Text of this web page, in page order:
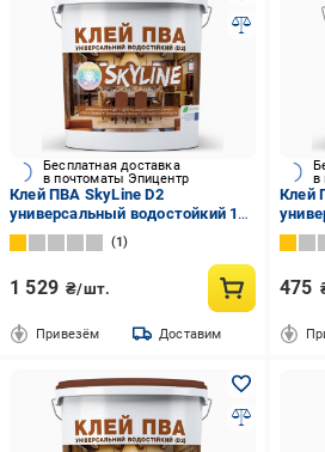
Бесплатная доставка
в почтоматы Эпицентр
Клей ПВА SkyLine D2
универсальный водостойкий 10
кг
1
1 529 ₴/шт.
Привезём Доставим
в
Клей
кг
475